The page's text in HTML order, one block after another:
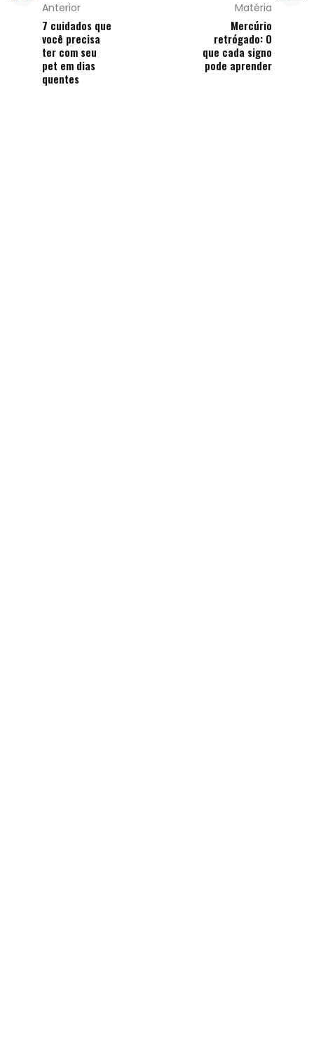
Anterior
7 cuidados que
você precisa
ter com seu
pet em dias
quentes
Matéria
Mercúrio
retrógado: O
que cada signo
pode aprender